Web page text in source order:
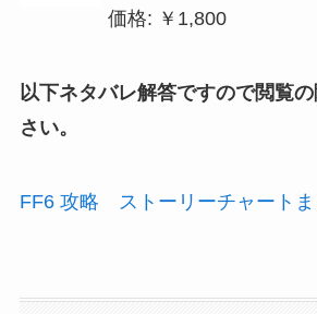
価格: ￥1,800
以下ネタバレ解答ですので閲覧
さい。
FF6 攻略 ストーリーチャートま